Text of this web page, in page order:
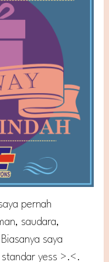
pernah
saudara,
saya
yess >.<.